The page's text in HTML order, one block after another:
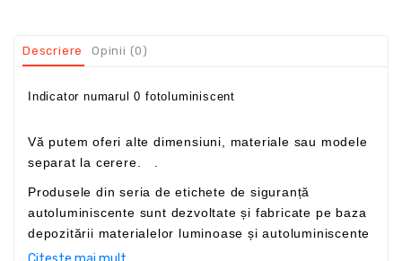
Descriere Opinii (0)
Indicator numarul 0 fotoluminiscent
Vă putem oferi alte dimensiuni, materiale sau modele
separat la cerere.
Produsele din seria de etichete de siguranță
autoluminiscente sunt dezvoltate și fabricate pe baza
depozitării materialelor luminoase și autoluminiscente
de înaltă calitate produse de companie. După 15-30